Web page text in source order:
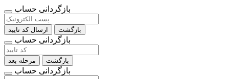
بازگردانی حساب
ارسال کد تایید بازگشت
بازگردانی حساب
مرحله بعد بازگشت
بازگردانی حساب